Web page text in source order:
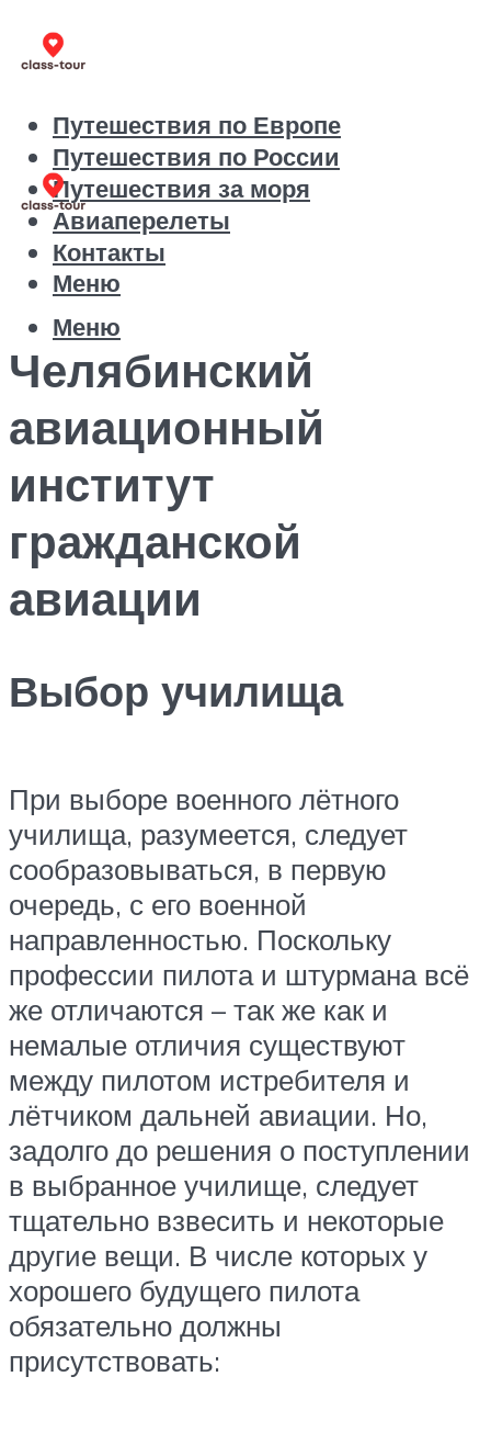
Путешествия по Европе
Путешествия по России
Путешествия за моря
Авиаперелеты
Контакты
Меню
Меню
Челябинский
авиационный
институт
гражданской
авиации
Выбор училища
При выборе военного лётного
училища, разумеется, следует
сообразовываться, в первую
очередь, с его военной
направленностью. Поскольку
профессии пилота и штурмана всё
же отличаются – так же как и
немалые отличия существуют
между пилотом истребителя и
лётчиком дальней авиации. Но,
задолго до решения о поступлении
в выбранное училище, следует
тщательно взвесить и некоторые
другие вещи. В числе которых у
хорошего будущего пилота
обязательно должны
присутствовать: